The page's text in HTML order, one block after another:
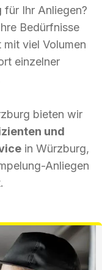
für Ihr Anliegen?
Bedürfnisse
viel Volumen
einzelner
bieten wir
und
in Würzburg,
Anliegen